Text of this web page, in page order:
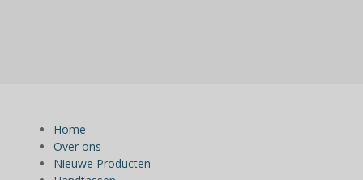
Home
Over ons
Nieuwe Producten